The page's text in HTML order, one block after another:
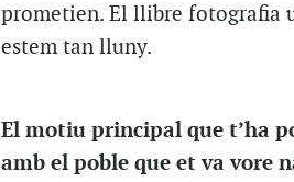
prometien. El llibre fotografia
estem tan lluny.
El motiu principal que t’ha
amb el poble que et va vore